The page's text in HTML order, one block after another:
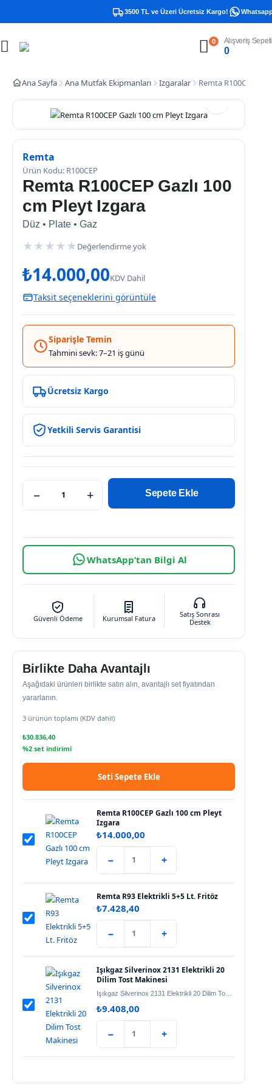
3500 TL ve Üzeri Ücretsiz Kargo! Whatsapp
0 Alışveriş Sepeti
0
Ana Sayfa Ana Mutfak Ekipmanları Izgaralar Remta R100CEP
Remta
Ürün Kodu: R100CEP
Remta R100CEP Gazlı 100
cm Pleyt Izgara
Düz • Plate • Gaz
★ ★ ★ ★ ★ Değerlendirme yok
₺14.000,00KDV Dahil
Taksit seçeneklerini görüntüle
Siparişle Temin
Tahmini sevk: 7–21 iş günü
Ücretsiz Kargo
Yetkili Servis Garantisi
− + Sepete Ekle
WhatsApp’tan Bilgi Al
Güvenli Ödeme Kurumsal Fatura
Satış Sonrası
Destek
Birlikte Daha Avantajlı
Aşağıdaki ürünleri birlikte satın alın, avantajlı set fiyatından
yararlanın.
3 ürünün toplamı (KDV dahil)
₺30.836,40
%2 set indirimi
Seti Sepete Ekle
Remta R100CEP Gazlı 100 cm Pleyt
Izgara
₺14.000,00
− +
Remta R93 Elektrikli 5+5 Lt. Fritöz
₺7.428,40
− +
Işıkgaz Silverinox 2131 Elektrikli 20
Dilim Tost Makinesi
₺9.408,00
− +